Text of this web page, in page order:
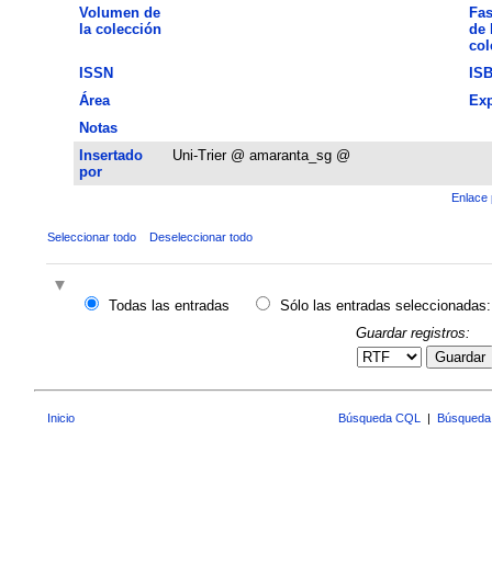
Volumen de
la colección
de
ISSN
Área
Notas
Insertado
por
Uni-Trier @ amaranta_sg @
Enlace
Seleccionar todo Deseleccionar todo
Todas las entradas
Sólo las entradas seleccionadas:
Guardar registros:
Guardar
Inicio Búsqueda CQL